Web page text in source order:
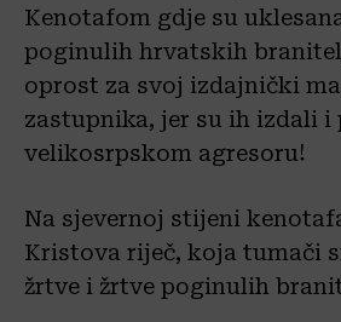
Kenotafom gdje su
poginulih hrvatskih
oprost za svoj izdajnički
zastupnika, jer su ih izdali i
velikosrpskom agresoru!
Na sjevernoj stijeni
Kristova riječ, koja tumači
žrtve i žrtve poginulih